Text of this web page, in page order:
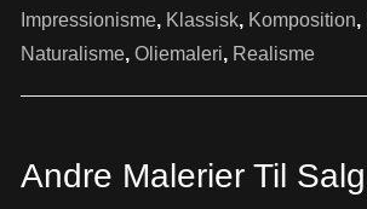
Impressionisme, Klassisk, Komposition,
Naturalisme, Oliemaleri, Realisme
Andre Malerier Til Salg